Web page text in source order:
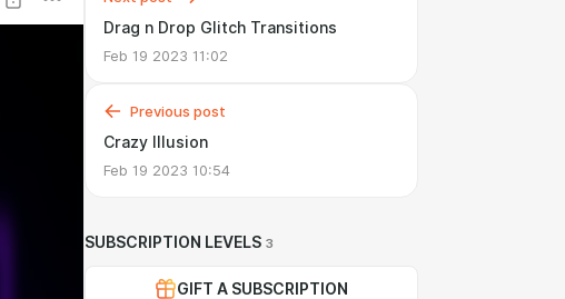
Drag n Drop Glitch Transitions
Feb 19 2023 11:02
Previous post
Crazy Illusion
Feb 19 2023 10:54
SUBSCRIPTION LEVELS 3
GIFT A SUBSCRIPTION